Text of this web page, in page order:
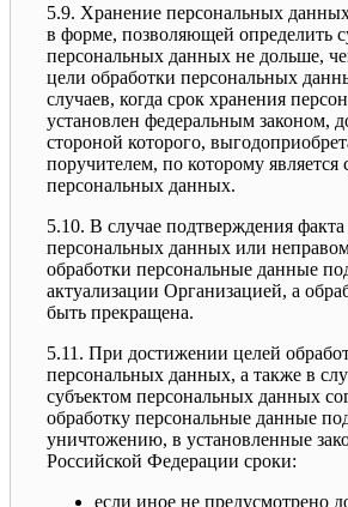
5.9. Хранение персональных
в форме, позволяющей определить
персональных данных не дольше,
цели обработки персональных
случаев, когда срок хранения
установлен федеральным законом,
стороной которого,
поручителем, по которому является
персональных данных.
5.10. В случае подтверждения факта
персональных данных или
обработки персональные данные
актуализации Организацией, а
быть прекращена.
5.11. При достижении целей
персональных данных, а также в
субъектом персональных данных
обработку персональные данные
уничтожению, в установленные
Российской Федерации сроки:
если иное не предусмотрено